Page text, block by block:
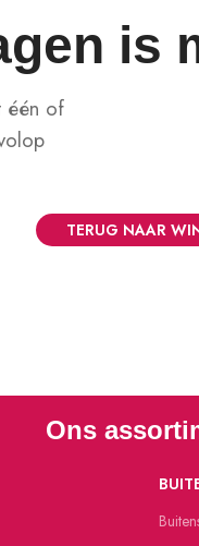
is
één of
TERUG NAAR
Ons